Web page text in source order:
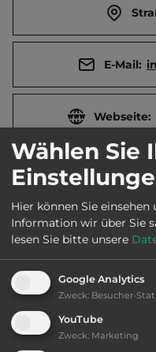
E-Mail:
Webseite:
Ausstattung:
bis 20,- Euro
Wählen Sie
Hier können Sie einsehen
Information wir über Sie
lesen Sie bitte unsere
Google Analytics
Zweck: Besucher-
YouTube
Zweck: Marketing